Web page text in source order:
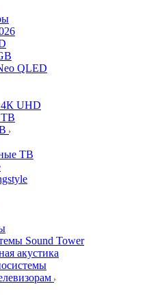
QLED
4К UHD
ТВ
ТВ
Sound Tower
акустика